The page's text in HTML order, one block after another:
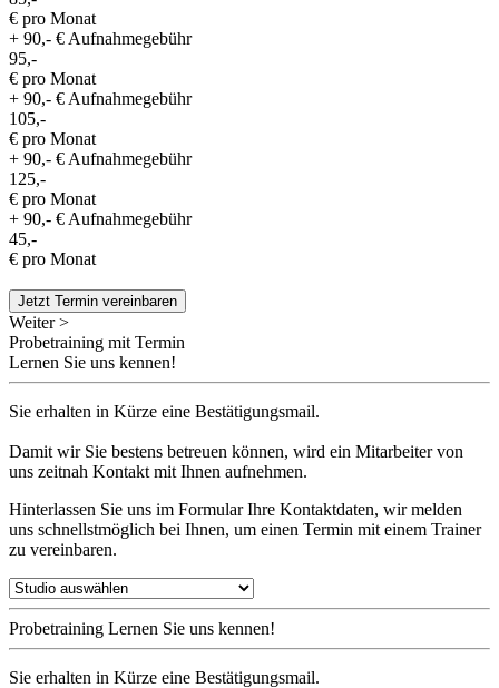
€ pro Monat
+ 90,- € Aufnahmegebühr
95,-
€ pro Monat
+ 90,- € Aufnahmegebühr
105,-
€ pro Monat
+ 90,- € Aufnahmegebühr
125,-
€ pro Monat
+ 90,- € Aufnahmegebühr
45,-
€ pro Monat
Jetzt Termin vereinbaren
Weiter >
Probetraining mit Termin
Lernen Sie uns kennen!
Sie erhalten in Kürze eine Bestätigungsmail.
Damit wir Sie bestens betreuen können, wird ein Mitarbeiter von
uns zeitnah Kontakt mit Ihnen aufnehmen.
Hinterlassen Sie uns im Formular Ihre Kontaktdaten, wir melden
uns schnellstmöglich bei Ihnen, um einen Termin mit einem Trainer
zu vereinbaren.
Probetraining Lernen Sie uns kennen!
Sie erhalten in Kürze eine Bestätigungsmail.